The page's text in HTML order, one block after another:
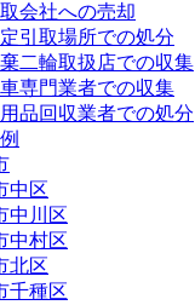
会社への売却
引取場所での処分
二輪取扱店での収集
専門業者での収集
品回収業者での処分
中区
中川区
中村区
北区
千種区